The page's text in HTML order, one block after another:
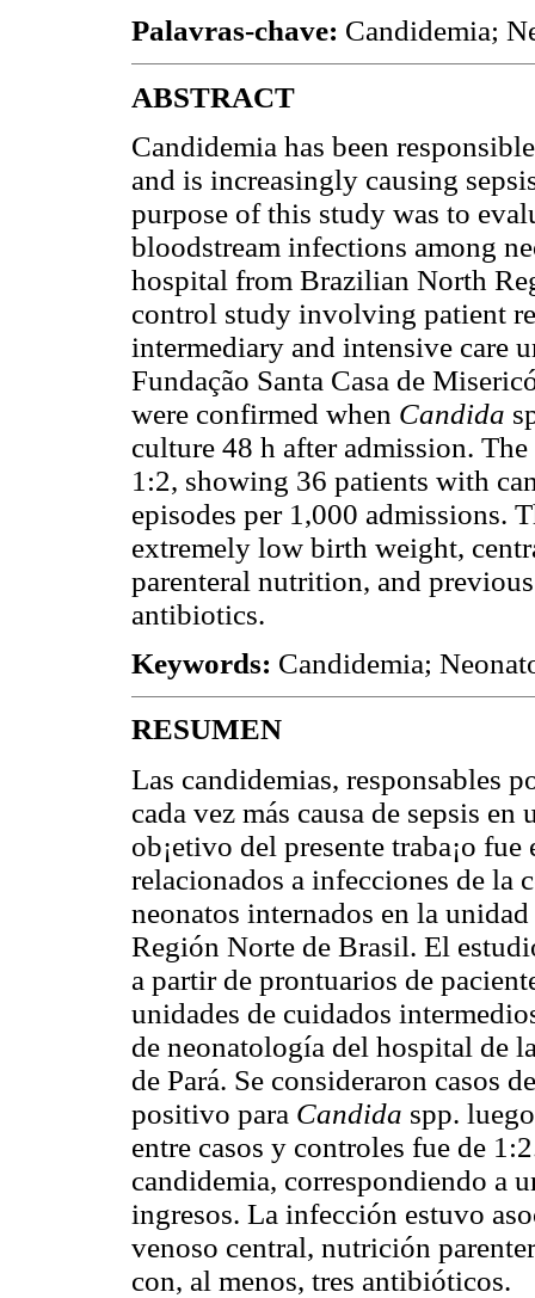
Palavras-chave: Candidemia;
ABSTRACT
Candidemia has been
and is increasingly causing
purpose of this study was to
bloodstream infections among
hospital from Brazilian North
control study involving patient
intermediary and intensive care
Fundação Santa Casa de
were confirmed when Candida
culture 48 h after admission.
1:2, showing 36 patients with
episodes per 1,000 admissions.
extremely low birth weight,
parenteral nutrition, and
antibiotics.
Keywords: Candidemia;
RESUMEN
Las candidemias, responsables
cada vez más causa de sepsis
ob¡etivo del presente traba¡o
relacionados a infecciones de la
neonatos internados en la
Región Norte de Brasil. El
a partir de prontuarios de
unidades de cuidados
de neonatología del hospital de
de Pará. Se consideraron casos
positivo para Candida spp.
entre casos y controles fue de
candidemia, correspondiendo a
ingresos. La infección estuvo
venoso central, nutrición
con, al menos, tres antibióticos.